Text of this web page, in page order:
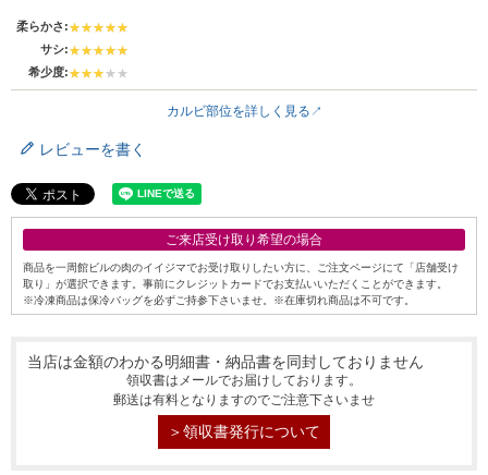
柔らかさ:
サシ:
希少度:
カルビ部位を詳しく見る
レビューを書く
ご来店受け取り希望の場合
商品を一周館ビルの肉のイイジマでお受け取りしたい方に、ご注文ページにて「店舗受け
取り」が選択できます。事前にクレジットカードでお支払いいただくことができます。
※冷凍商品は保冷バッグを必ずご持参下さいませ。※在庫切れ商品は不可です。
当店は金額のわかる明細書・納品書を同封しておりません
領収書はメールでお届けしております。
郵送は有料となりますのでご注意下さいませ
＞領収書発行について